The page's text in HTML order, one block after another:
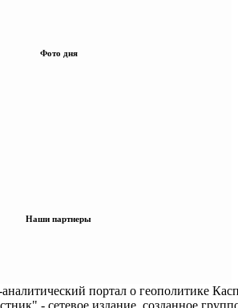
Фото дня
Наши партнеры
портал о геополитике
- сетевое издание, созданное